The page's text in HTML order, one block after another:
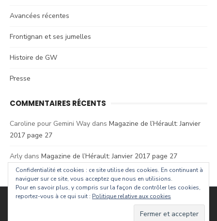
Avancées récentes
Frontignan et ses jumelles
Histoire de GW
Presse
COMMENTAIRES RÉCENTS
Caroline pour Gemini Way dans Magazine de l’Hérault: Janvier
2017 page 27
Arly dans Magazine de l’Hérault: Janvier 2017 page 27
© 2026 Gemini Way
Confidentialité et cookies : ce site utilise des cookies. En continuant à
naviguer sur ce site, vous acceptez que nous en utilisions.
Pour en savoir plus, y compris sur la façon de contrôler les cookies,
reportez-vous à ce qui suit : Politique relative aux cookies